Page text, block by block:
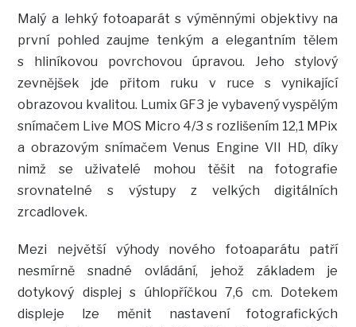
Malý a lehký fotoaparát s výměnnými objektivy na
první pohled zaujme tenkým a elegantním tělem
s hliníkovou povrchovou úpravou. Jeho stylový
zevnějšek jde přitom ruku v ruce s vynikající
obrazovou kvalitou. Lumix GF3 je vybavený vyspělým
snímačem Live MOS Micro 4/3 s rozlišením 12,1 MPix
a obrazovým snímačem Venus Engine VII HD, díky
nimž se uživatelé mohou těšit na fotografie
srovnatelné s výstupy z velkých digitálních
zrcadlovek.
Mezi největší výhody nového fotoaparátu patří
nesmírně snadné ovládání, jehož základem je
dotykový displej s úhlopříčkou 7,6 cm. Dotekem
displeje lze měnit nastavení fotografických